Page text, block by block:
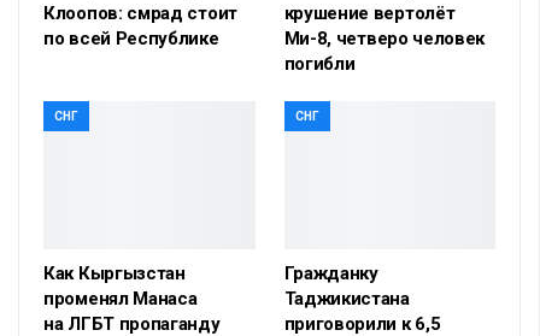
Клоопов: смрад стоит
по всей Республике
крушение вертолёт
Ми-8, четверо человек
погибли
СНГ
Как Кыргызстан
променял Манаса
на ЛГБТ пропаганду
СНГ
Гражданку
Таджикистана
приговорили к 6,5